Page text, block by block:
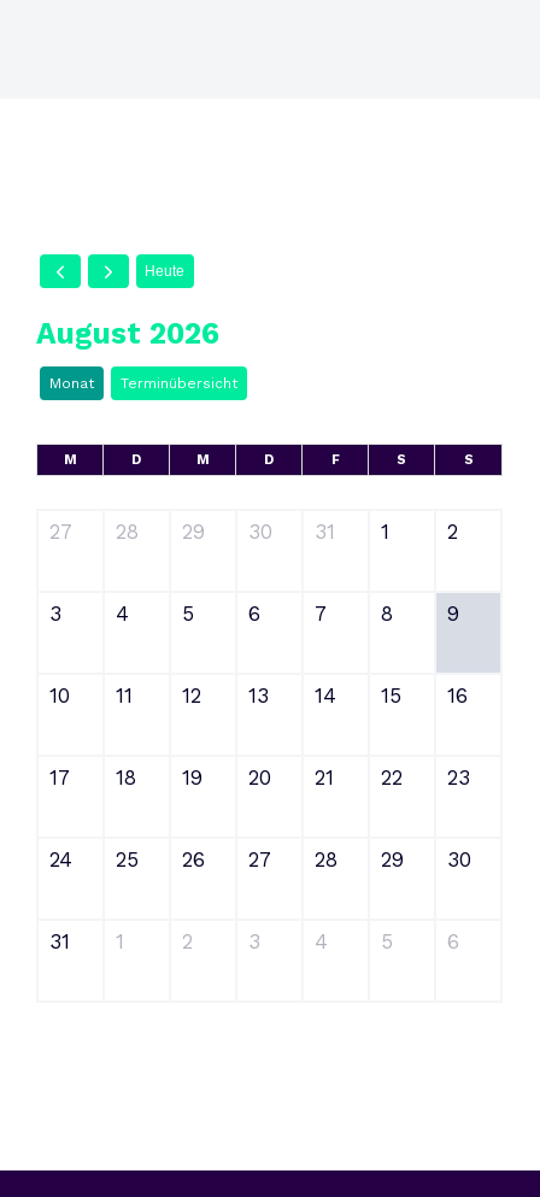
Heute
August 2026
Monat Terminübersicht
M D M D F S S
27 28 29 30 31 1 2
3 4 5 6 7 8 9
10 11 12 13 14 15 16
17 18 19 20 21 22 23
24 25 26 27 28 29 30
31 1 2 3 4 5 6